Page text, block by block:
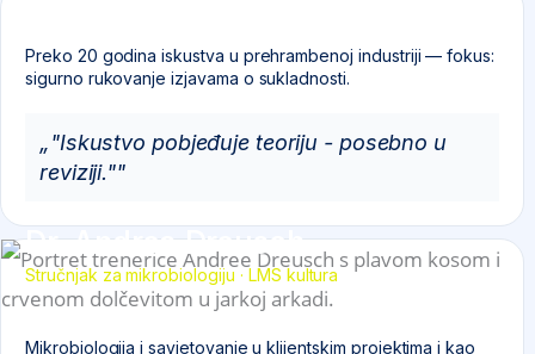
Preko 20 godina iskustva u prehrambenoj industriji — fokus:
sigurno rukovanje izjavama o sukladnosti.
„"Iskustvo pobjeđuje teoriju - posebno u
reviziji.""
Dr. Andrea Dreusch
Stručnjak za mikrobiologiju · LMS kultura
Mikrobiologija i savjetovanje u klijentskim projektima i kao